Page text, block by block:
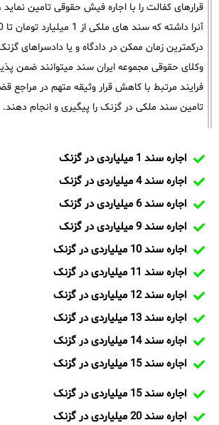
قرارهای کفالت را با اجاره فیش حقوقی تامین نماید
درکمترین زمان ممکن در دادگاه و یا دادسراهای
وکلای حقوقی مجموعه ایران سند میتوانند ضمن
فرایند مرتبط با کاهش قرار وثیقه متهم در مراجع
تامین سند ملکی در گزنک را پیگیری و انجام دهند.
اجاره سند 1 میلیاردی در گزنک
اجاره سند 4 میلیاردی در گزنک
اجاره سند 6 میلیاردی در گزنک
اجاره سند 9 میلیاردی در گزنک
اجاره سند 10 میلیاردی در گزنک
اجاره سند 11 میلیاردی در گزنک
اجاره سند 12 میلیاردی در گزنک
اجاره سند 13 میلیاردی در گزنک
اجاره سند 14 میلیاردی در گزنک
اجاره سند 15 میلیاردی در گزنک
اجاره سند 15 میلیاردی در گزنک
اجاره سند 20 میلیاردی در گزنک